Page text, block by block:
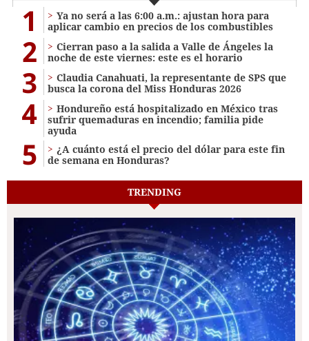
1
Ya no será a las 6:00 a.m.: ajustan hora para
aplicar cambio en precios de los combustibles
2
Cierran paso a la salida a Valle de Ángeles la
noche de este viernes: este es el horario
3
Claudia Canahuati, la representante de SPS que
busca la corona del Miss Honduras 2026
4
Hondureño está hospitalizado en México tras
sufrir quemaduras en incendio; familia pide
ayuda
5
¿A cuánto está el precio del dólar para este fin
de semana en Honduras?
TRENDING